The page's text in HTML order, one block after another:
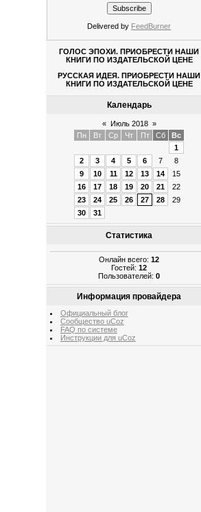
Delivered by FeedBurner
ГОЛОС ЭПОХИ. ПРИОБРЕСТИ НАШИ
КНИГИ ПО ИЗДАТЕЛЬСКОЙ ЦЕНЕ
РУССКАЯ ИДЕЯ. ПРИОБРЕСТИ НАШИ
КНИГИ ПО ИЗДАТЕЛЬСКОЙ ЦЕНЕ
Календарь
« Июль 2018 »
Пн
Вт Ср Чт Пт Сб
Вс
1
2
3 4 5 6 7
8
9
10 11 12 13 14
15
16
17 18 19 20 21
22
23
24 25 26 27 28
29
30
31
Статистика
Онлайн всего:12
Гостей:12
Пользователей:0
Информация провайдера
Официальный блог
Сообщество uCoz
FAQ по системе
Инструкции для uCoz